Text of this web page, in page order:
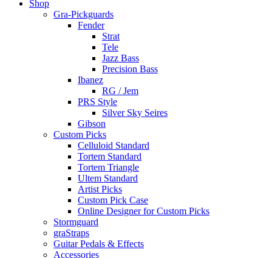
Shop
Gra-Pickguards
Fender
Strat
Tele
Jazz Bass
Precision Bass
Ibanez
RG / Jem
PRS Style
Silver Sky Seires
Gibson
Custom Picks
Celluloid Standard
Tortem Standard
Tortem Triangle
Ultem Standard
Artist Picks
Custom Pick Case
Online Designer for Custom Picks
Stormguard
graStraps
Guitar Pedals & Effects
Accessories